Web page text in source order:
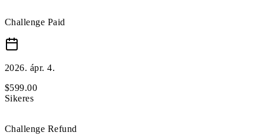
Challenge Paid
2026. ápr. 4.
$599.00
Sikeres
Challenge Refund